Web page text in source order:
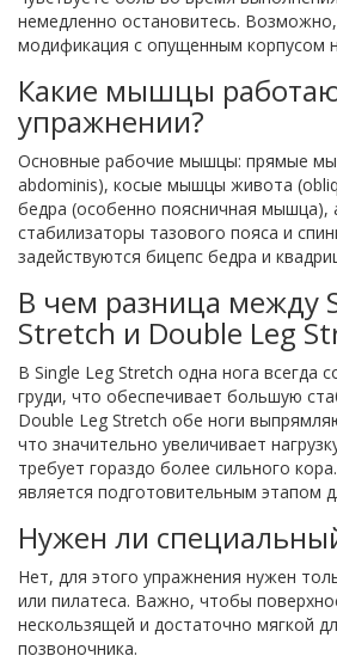
немедленно остановитесь.
модификация с опущенным корпусом
Какие мышцы
упражнении?
Основные рабочие мышцы: прямые
abdominis), косые мышцы живота
бедра (особенно поясничная
стабилизаторы тазового пояса и
задействуются бицепс бедра и
В чем разница между
Stretch и Double Leg
В Single Leg Stretch одна нога всегда
груди, что обеспечивает большую
Double Leg Stretch обе ноги
что значительно увеличивает
требует гораздо более сильного
является подготовительным этапом
Нужен ли
Нет, для этого упражнения нужен
или пилатеса. Важно, чтобы
нескользящей и достаточно мягкой
позвоночника.